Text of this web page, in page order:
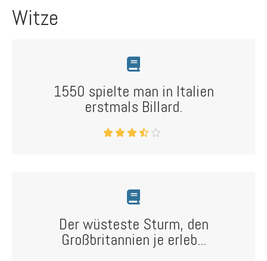
Witze
1550 spielte man in Italien
erstmals Billard.
Der wüsteste Sturm, den
Großbritannien je erleb...